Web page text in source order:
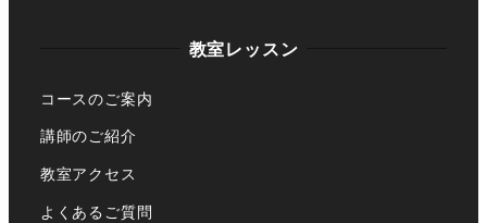
教室レッスン
コースのご案内
講師のご紹介
教室アクセス
よくあるご質問